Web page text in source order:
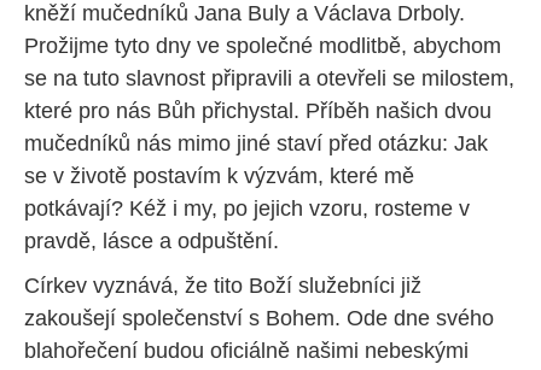
kněží mučedníků Jana Buly a Václava Drboly.
Prožijme tyto dny ve společné modlitbě, abychom
se na tuto slavnost připravili a otevřeli se milostem,
které pro nás Bůh přichystal. Příběh našich dvou
mučedníků nás mimo jiné staví před otázku: Jak
se v životě postavím k výzvám, které mě
potkávají? Kéž i my, po jejich vzoru, rosteme v
pravdě, lásce a odpuštění.
Církev vyznává, že tito Boží služebníci již
zakoušejí společenství s Bohem. Ode dne svého
blahořečení budou oficiálně našimi nebeskými